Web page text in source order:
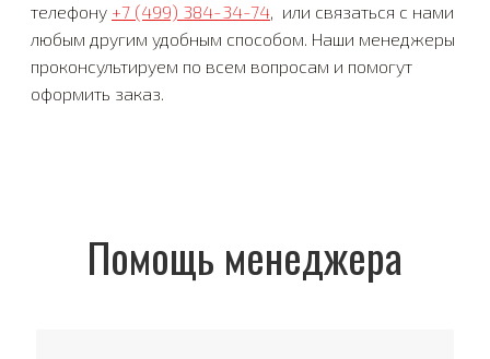
телефону +7 (499) 384-34-74, или связаться с нами
любым другим удобным способом. Наши менеджеры
проконсультируем по всем вопросам и помогут
оформить заказ.
Помощь менеджера